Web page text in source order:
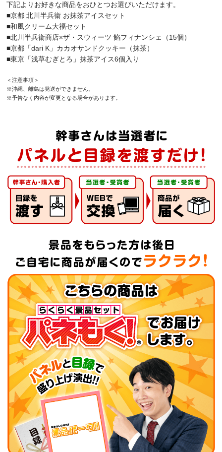
下記よりお好きな商品をおひとつお選びいただけます。
■京都 北川半兵衞 お抹茶アイスセット
■和風クリーム大福セット
■北川半兵衞商店×ザ・スウィーツ 餡フィナンシェ（15個）
■京都「dari K」カカオサンドクッキー（抹茶）
■東京「浅草むぎとろ」抹茶アイス6個入り
＜注意事項＞
※沖縄、離島は発送ができません。
※予告なく内容が変更となる場合があります。